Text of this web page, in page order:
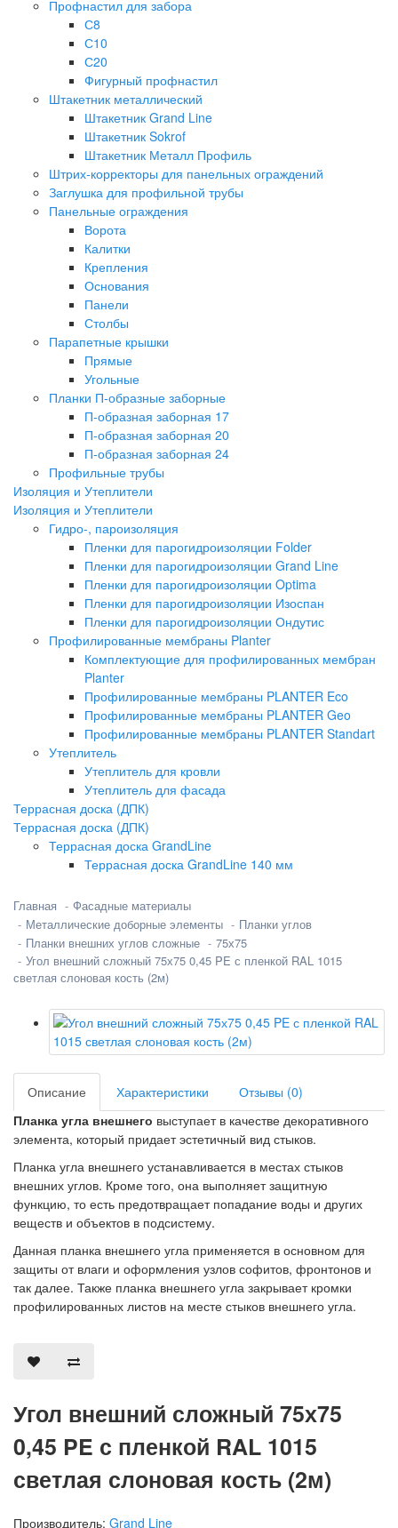
Профнастил для забора
С8
С10
С20
Фигурный профнастил
Штакетник металлический
Штакетник Grand Line
Штакетник Sokrof
Штакетник Металл Профиль
Штрих-корректоры для панельных ограждений
Заглушка для профильной трубы
Панельные ограждения
Ворота
Калитки
Крепления
Основания
Панели
Столбы
Парапетные крышки
Прямые
Угольные
Планки П-образные заборные
П-образная заборная 17
П-образная заборная 20
П-образная заборная 24
Профильные трубы
Изоляция и Утеплители
Изоляция и Утеплители
Гидро-, пароизоляция
Пленки для парогидроизоляции Folder
Пленки для парогидроизоляции Grand Line
Пленки для парогидроизоляции Optima
Пленки для парогидроизоляции Изоспан
Пленки для парогидроизоляции Ондутис
Профилированные мембраны Planter
Комплектующие для профилированных мембран
Planter
Профилированные мембраны PLANTER Eco
Профилированные мембраны PLANTER Geo
Профилированные мембраны PLANTER Standart
Утеплитель
Утеплитель для кровли
Утеплитель для фасада
Террасная доска (ДПК)
Террасная доска (ДПК)
Террасная доска GrandLine
Террасная доска GrandLine 140 мм
Главная
Фасадные материалы
Металлические доборные элементы
Планки углов
Планки внешних углов сложные
75х75
Угол внешний сложный 75х75 0,45 PE с пленкой RAL 1015
светлая слоновая кость (2м)
Описание Характеристики
Отзывы (0)
Планка угла внешнего выступает в качестве декоративного
элемента, который придает эстетичный вид стыков.
Планка угла внешнего устанавливается в местах стыков
внешних углов. Кроме того, она выполняет защитную
функцию, то есть предотвращает попадание воды и других
веществ и объектов в подсистему.
Данная планка внешнего угла применяется в основном для
защиты от влаги и оформления узлов софитов, фронтонов и
так далее. Также планка внешнего угла закрывает кромки
профилированных листов на месте стыков внешнего угла.
Угол внешний сложный 75х75
0,45 PE с пленкой RAL 1015
светлая слоновая кость (2м)
Производитель: Grand Line